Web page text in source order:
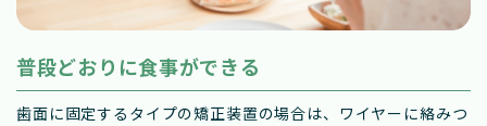
普段どおりに食事ができる
歯面に固定するタイプの矯正装置の場合は、ワイヤーに絡みつ